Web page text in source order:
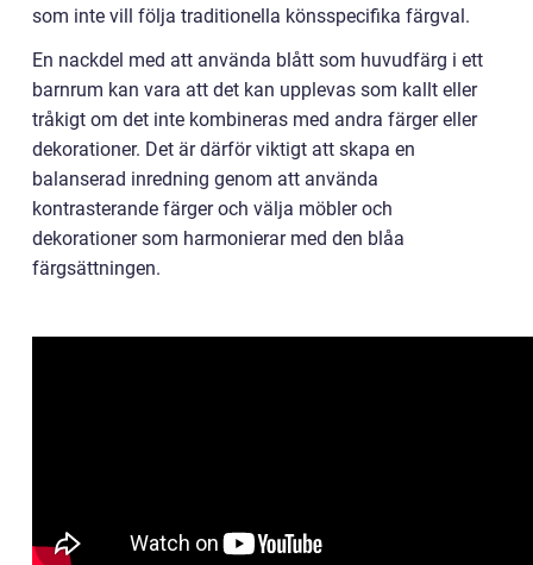
som inte vill följa traditionella könsspecifika färgval.
En nackdel med att använda blått som huvudfärg i ett
barnrum kan vara att det kan upplevas som kallt eller
tråkigt om det inte kombineras med andra färger eller
dekorationer. Det är därför viktigt att skapa en
balanserad inredning genom att använda
kontrasterande färger och välja möbler och
dekorationer som harmonierar med den blåa
färgsättningen.